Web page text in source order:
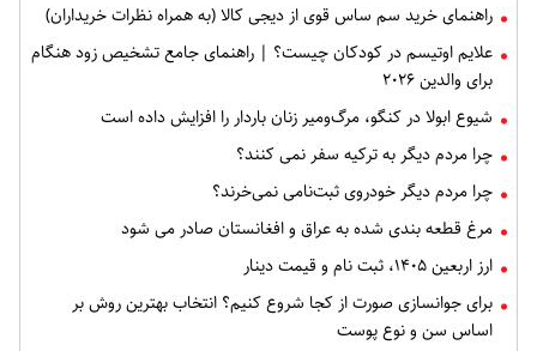
راهنمای خرید سم ساس قوی از دیجی کالا (به همراه نظرات خریداران)
علایم اوتیسم در کودکان چیست؟ | راهنمای جامع تشخیص زود هنگام
برای والدین ۲۰۲۶
شیوع ابولا در کنگو، مرگ‌ومیر زنان باردار را افزایش داده است
چرا مردم دیگر به ترکیه سفر نمی کنند؟
چرا مردم دیگر خودروی ثبت‌نامی نمی‌خرند؟
مرغ قطعه‌ بندی شده به عراق و افغانستان صادر می شود
ارز اربعین ۱۴۰۵، ثبت‌ نام و قیمت دینار
برای جوانسازی صورت از کجا شروع کنیم؟ انتخاب بهترین روش بر
اساس سن و نوع پوست